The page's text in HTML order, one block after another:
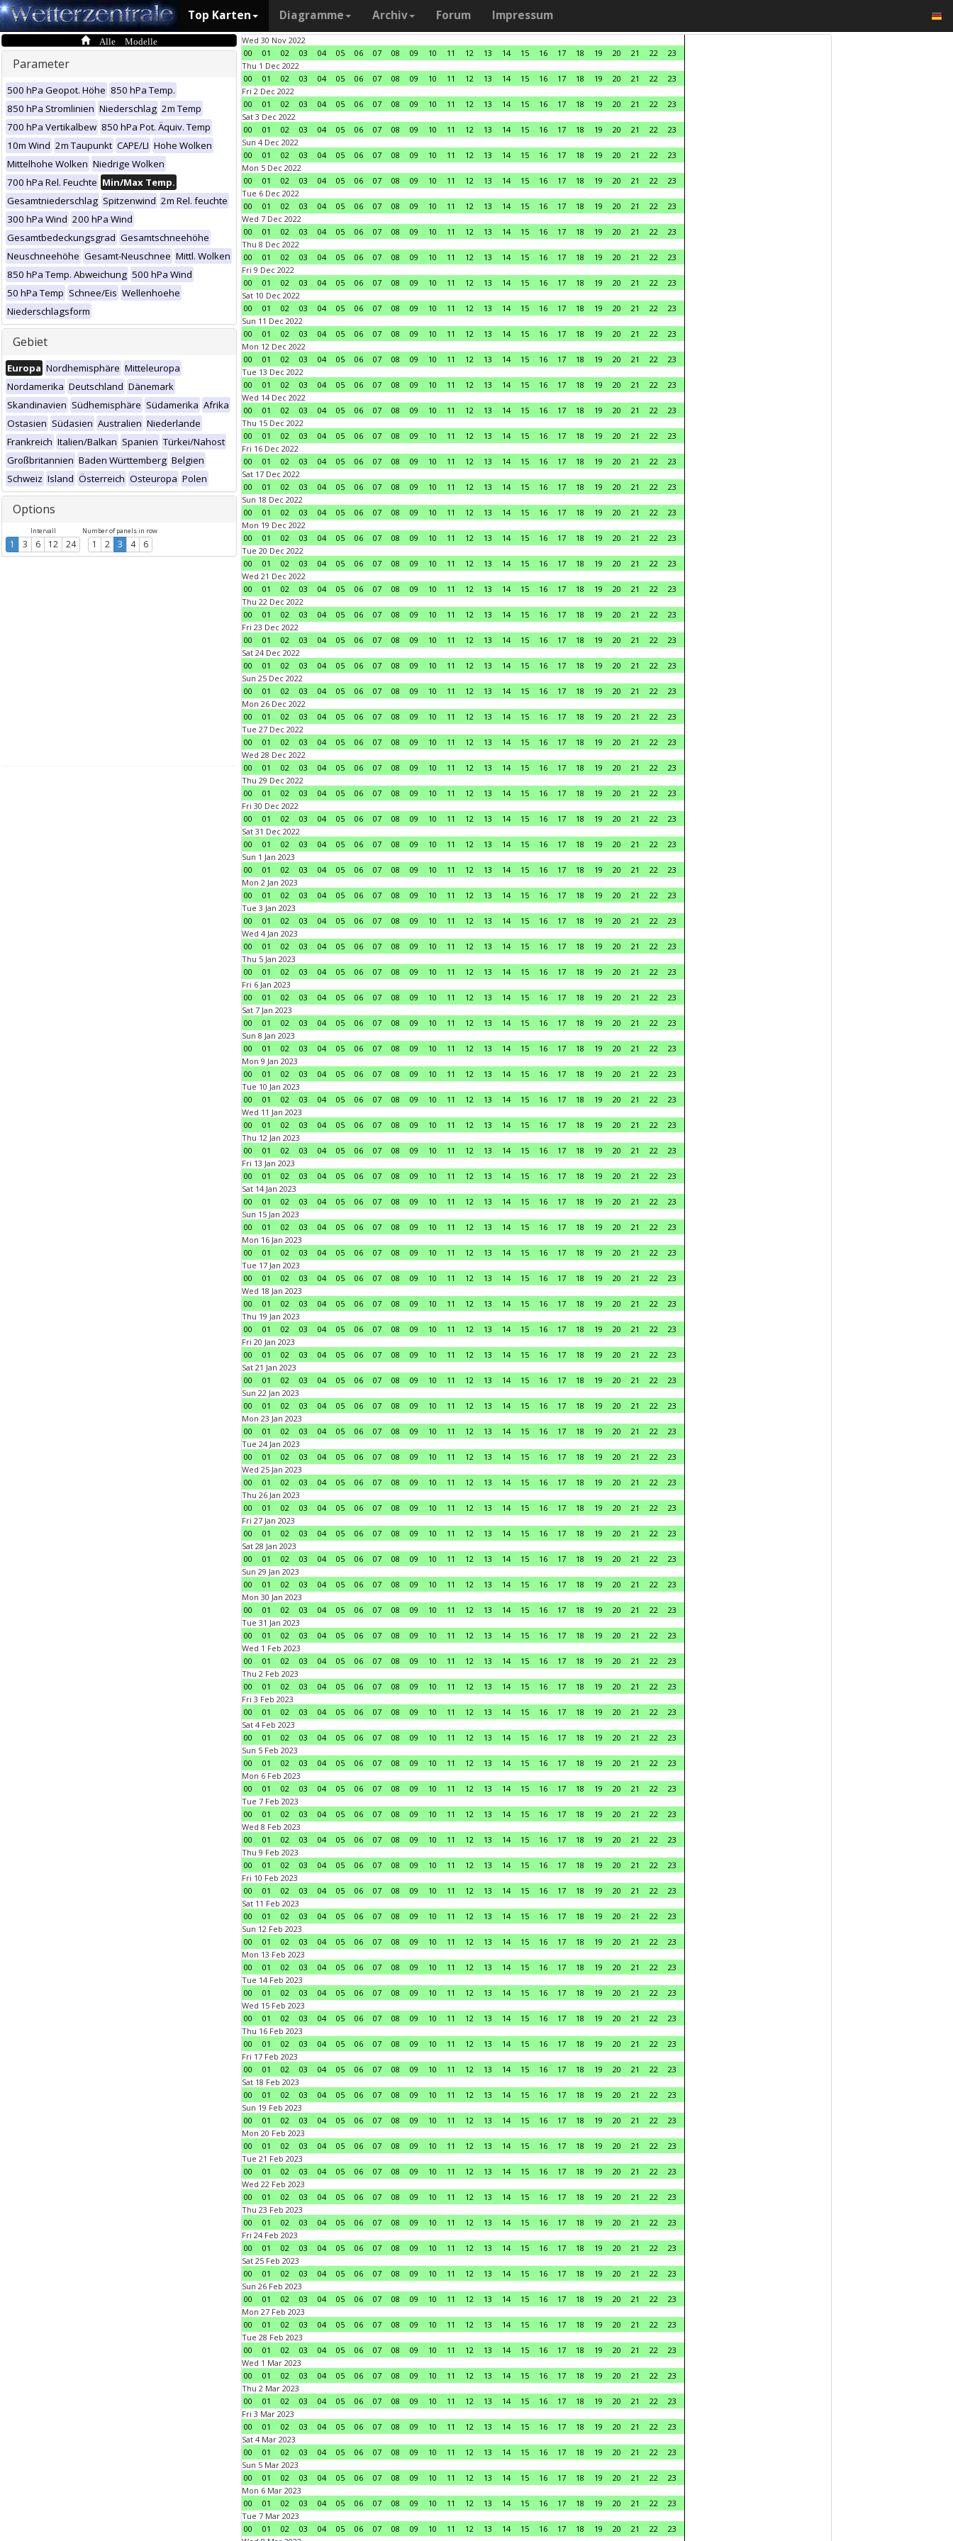
Top Karten Diagramme Archiv Forum Impressum
Alle Modelle
Parameter
500 hPa Geopot. Höhe 850 hPa Temp.
850 hPa Stromlinien Niederschlag 2m Temp
700 hPa Vertikalbew 850 hPa Pot. Äquiv. Temp
10m Wind 2m Taupunkt CAPE/LI Hohe Wolken
Mittelhohe Wolken Niedrige Wolken
700 hPa Rel. Feuchte Min/Max Temp.
Gesamtniederschlag Spitzenwind 2m Rel. feuchte
300 hPa Wind 200 hPa Wind
Gesamtbedeckungsgrad Gesamtschneehöhe
Neuschneehöhe Gesamt-Neuschnee Mittl. Wolken
850 hPa Temp. Abweichung 500 hPa Wind
50 hPa Temp Schnee/Eis Wellenhoehe
Niederschlagsform
Gebiet
Europa Nordhemisphäre Mitteleuropa
Nordamerika Deutschland Dänemark
Skandinavien Südhemisphäre Südamerika Afrika
Ostasien Südasien Australien Niederlande
Frankreich Italien/Balkan Spanien Türkei/Nahost
Großbritannien Baden Württemberg Belgien
Schweiz Island Österreich Osteuropa Polen
Options
Intervall
1 3 6 12 24
Number of panels in row
1 2 3 4 6
Wed 30 Nov 2022
00
01 02 03 04 05 06 07 08 09 10 11 12 13 14 15 16 17 18 19 20 21 22
23
Thu 1 Dec 2022
00
01 02 03 04 05 06 07 08 09 10 11 12 13 14 15 16 17 18 19 20 21 22
23
Fri 2 Dec 2022
00
01 02 03 04 05 06 07 08 09 10 11 12 13 14 15 16 17 18 19 20 21 22
23
Sat 3 Dec 2022
00
01 02 03 04 05 06 07 08 09 10 11 12 13 14 15 16 17 18 19 20 21 22
23
Sun 4 Dec 2022
00
01 02 03 04 05 06 07 08 09 10 11 12 13 14 15 16 17 18 19 20 21 22
23
Mon 5 Dec 2022
00
01 02 03 04 05 06 07 08 09 10 11 12 13 14 15 16 17 18 19 20 21 22
23
Tue 6 Dec 2022
00
01 02 03 04 05 06 07 08 09 10 11 12 13 14 15 16 17 18 19 20 21 22
23
Wed 7 Dec 2022
00
01 02 03 04 05 06 07 08 09 10 11 12 13 14 15 16 17 18 19 20 21 22
23
Thu 8 Dec 2022
00
01 02 03 04 05 06 07 08 09 10 11 12 13 14 15 16 17 18 19 20 21 22
23
Fri 9 Dec 2022
00
01 02 03 04 05 06 07 08 09 10 11 12 13 14 15 16 17 18 19 20 21 22
23
Sat 10 Dec 2022
00
01 02 03 04 05 06 07 08 09 10 11 12 13 14 15 16 17 18 19 20 21 22
23
Sun 11 Dec 2022
00
01 02 03 04 05 06 07 08 09 10 11 12 13 14 15 16 17 18 19 20 21 22
23
Mon 12 Dec 2022
00
01 02 03 04 05 06 07 08 09 10 11 12 13 14 15 16 17 18 19 20 21 22
23
Tue 13 Dec 2022
00
01 02 03 04 05 06 07 08 09 10 11 12 13 14 15 16 17 18 19 20 21 22
23
Wed 14 Dec 2022
00
01 02 03 04 05 06 07 08 09 10 11 12 13 14 15 16 17 18 19 20 21 22
23
Thu 15 Dec 2022
00
01 02 03 04 05 06 07 08 09 10 11 12 13 14 15 16 17 18 19 20 21 22
23
Fri 16 Dec 2022
00
01 02 03 04 05 06 07 08 09 10 11 12 13 14 15 16 17 18 19 20 21 22
23
Sat 17 Dec 2022
00
01 02 03 04 05 06 07 08 09 10 11 12 13 14 15 16 17 18 19 20 21 22
23
Sun 18 Dec 2022
00
01 02 03 04 05 06 07 08 09 10 11 12 13 14 15 16 17 18 19 20 21 22
23
Mon 19 Dec 2022
00
01 02 03 04 05 06 07 08 09 10 11 12 13 14 15 16 17 18 19 20 21 22
23
Tue 20 Dec 2022
00
01 02 03 04 05 06 07 08 09 10 11 12 13 14 15 16 17 18 19 20 21 22
23
Wed 21 Dec 2022
00
01 02 03 04 05 06 07 08 09 10 11 12 13 14 15 16 17 18 19 20 21 22
23
Thu 22 Dec 2022
00
01 02 03 04 05 06 07 08 09 10 11 12 13 14 15 16 17 18 19 20 21 22
23
Fri 23 Dec 2022
00
01 02 03 04 05 06 07 08 09 10 11 12 13 14 15 16 17 18 19 20 21 22
23
Sat 24 Dec 2022
00
01 02 03 04 05 06 07 08 09 10 11 12 13 14 15 16 17 18 19 20 21 22
23
Sun 25 Dec 2022
00
01 02 03 04 05 06 07 08 09 10 11 12 13 14 15 16 17 18 19 20 21 22
23
Mon 26 Dec 2022
00
01 02 03 04 05 06 07 08 09 10 11 12 13 14 15 16 17 18 19 20 21 22
23
Tue 27 Dec 2022
00
01 02 03 04 05 06 07 08 09 10 11 12 13 14 15 16 17 18 19 20 21 22
23
Wed 28 Dec 2022
00
01 02 03 04 05 06 07 08 09 10 11 12 13 14 15 16 17 18 19 20 21 22
23
Thu 29 Dec 2022
00
01 02 03 04 05 06 07 08 09 10 11 12 13 14 15 16 17 18 19 20 21 22
23
Fri 30 Dec 2022
00
01 02 03 04 05 06 07 08 09 10 11 12 13 14 15 16 17 18 19 20 21 22
23
Sat 31 Dec 2022
00
01 02 03 04 05 06 07 08 09 10 11 12 13 14 15 16 17 18 19 20 21 22
23
Sun 1 Jan 2023
00
01 02 03 04 05 06 07 08 09 10 11 12 13 14 15 16 17 18 19 20 21 22
23
Mon 2 Jan 2023
00
01 02 03 04 05 06 07 08 09 10 11 12 13 14 15 16 17 18 19 20 21 22
23
Tue 3 Jan 2023
00
01 02 03 04 05 06 07 08 09 10 11 12 13 14 15 16 17 18 19 20 21 22
23
Wed 4 Jan 2023
00
01 02 03 04 05 06 07 08 09 10 11 12 13 14 15 16 17 18 19 20 21 22
23
Thu 5 Jan 2023
00
01 02 03 04 05 06 07 08 09 10 11 12 13 14 15 16 17 18 19 20 21 22
23
Fri 6 Jan 2023
00
01 02 03 04 05 06 07 08 09 10 11 12 13 14 15 16 17 18 19 20 21 22
23
Sat 7 Jan 2023
00
01 02 03 04 05 06 07 08 09 10 11 12 13 14 15 16 17 18 19 20 21 22
23
Sun 8 Jan 2023
00
01 02 03 04 05 06 07 08 09 10 11 12 13 14 15 16 17 18 19 20 21 22
23
Mon 9 Jan 2023
00
01 02 03 04 05 06 07 08 09 10 11 12 13 14 15 16 17 18 19 20 21 22
23
Tue 10 Jan 2023
00
01 02 03 04 05 06 07 08 09 10 11 12 13 14 15 16 17 18 19 20 21 22
23
Wed 11 Jan 2023
00
01 02 03 04 05 06 07 08 09 10 11 12 13 14 15 16 17 18 19 20 21 22
23
Thu 12 Jan 2023
00
01 02 03 04 05 06 07 08 09 10 11 12 13 14 15 16 17 18 19 20 21 22
23
Fri 13 Jan 2023
00
01 02 03 04 05 06 07 08 09 10 11 12 13 14 15 16 17 18 19 20 21 22
23
Sat 14 Jan 2023
00
01 02 03 04 05 06 07 08 09 10 11 12 13 14 15 16 17 18 19 20 21 22
23
Sun 15 Jan 2023
00
01 02 03 04 05 06 07 08 09 10 11 12 13 14 15 16 17 18 19 20 21 22
23
Mon 16 Jan 2023
00
01 02 03 04 05 06 07 08 09 10 11 12 13 14 15 16 17 18 19 20 21 22
23
Tue 17 Jan 2023
00
01 02 03 04 05 06 07 08 09 10 11 12 13 14 15 16 17 18 19 20 21 22
23
Wed 18 Jan 2023
00
01 02 03 04 05 06 07 08 09 10 11 12 13 14 15 16 17 18 19 20 21 22
23
Thu 19 Jan 2023
00
01 02 03 04 05 06 07 08 09 10 11 12 13 14 15 16 17 18 19 20 21 22
23
Fri 20 Jan 2023
00
01 02 03 04 05 06 07 08 09 10 11 12 13 14 15 16 17 18 19 20 21 22
23
Sat 21 Jan 2023
00
01 02 03 04 05 06 07 08 09 10 11 12 13 14 15 16 17 18 19 20 21 22
23
Sun 22 Jan 2023
00
01 02 03 04 05 06 07 08 09 10 11 12 13 14 15 16 17 18 19 20 21 22
23
Mon 23 Jan 2023
00
01 02 03 04 05 06 07 08 09 10 11 12 13 14 15 16 17 18 19 20 21 22
23
Tue 24 Jan 2023
00
01 02 03 04 05 06 07 08 09 10 11 12 13 14 15 16 17 18 19 20 21 22
23
Wed 25 Jan 2023
00
01 02 03 04 05 06 07 08 09 10 11 12 13 14 15 16 17 18 19 20 21 22
23
Thu 26 Jan 2023
00
01 02 03 04 05 06 07 08 09 10 11 12 13 14 15 16 17 18 19 20 21 22
23
Fri 27 Jan 2023
00
01 02 03 04 05 06 07 08 09 10 11 12 13 14 15 16 17 18 19 20 21 22
23
Sat 28 Jan 2023
00
01 02 03 04 05 06 07 08 09 10 11 12 13 14 15 16 17 18 19 20 21 22
23
Sun 29 Jan 2023
00
01 02 03 04 05 06 07 08 09 10 11 12 13 14 15 16 17 18 19 20 21 22
23
Mon 30 Jan 2023
00
01 02 03 04 05 06 07 08 09 10 11 12 13 14 15 16 17 18 19 20 21 22
23
Tue 31 Jan 2023
00
01 02 03 04 05 06 07 08 09 10 11 12 13 14 15 16 17 18 19 20 21 22
23
Wed 1 Feb 2023
00
01 02 03 04 05 06 07 08 09 10 11 12 13 14 15 16 17 18 19 20 21 22
23
Thu 2 Feb 2023
00
01 02 03 04 05 06 07 08 09 10 11 12 13 14 15 16 17 18 19 20 21 22
23
Fri 3 Feb 2023
00
01 02 03 04 05 06 07 08 09 10 11 12 13 14 15 16 17 18 19 20 21 22
23
Sat 4 Feb 2023
00
01 02 03 04 05 06 07 08 09 10 11 12 13 14 15 16 17 18 19 20 21 22
23
Sun 5 Feb 2023
00
01 02 03 04 05 06 07 08 09 10 11 12 13 14 15 16 17 18 19 20 21 22
23
Mon 6 Feb 2023
00
01 02 03 04 05 06 07 08 09 10 11 12 13 14 15 16 17 18 19 20 21 22
23
Tue 7 Feb 2023
00
01 02 03 04 05 06 07 08 09 10 11 12 13 14 15 16 17 18 19 20 21 22
23
Wed 8 Feb 2023
00
01 02 03 04 05 06 07 08 09 10 11 12 13 14 15 16 17 18 19 20 21 22
23
Thu 9 Feb 2023
00
01 02 03 04 05 06 07 08 09 10 11 12 13 14 15 16 17 18 19 20 21 22
23
Fri 10 Feb 2023
00
01 02 03 04 05 06 07 08 09 10 11 12 13 14 15 16 17 18 19 20 21 22
23
Sat 11 Feb 2023
00
01 02 03 04 05 06 07 08 09 10 11 12 13 14 15 16 17 18 19 20 21 22
23
Sun 12 Feb 2023
00
01 02 03 04 05 06 07 08 09 10 11 12 13 14 15 16 17 18 19 20 21 22
23
Mon 13 Feb 2023
00
01 02 03 04 05 06 07 08 09 10 11 12 13 14 15 16 17 18 19 20 21 22
23
Tue 14 Feb 2023
00
01 02 03 04 05 06 07 08 09 10 11 12 13 14 15 16 17 18 19 20 21 22
23
Wed 15 Feb 2023
00
01 02 03 04 05 06 07 08 09 10 11 12 13 14 15 16 17 18 19 20 21 22
23
Thu 16 Feb 2023
00
01 02 03 04 05 06 07 08 09 10 11 12 13 14 15 16 17 18 19 20 21 22
23
Fri 17 Feb 2023
00
01 02 03 04 05 06 07 08 09 10 11 12 13 14 15 16 17 18 19 20 21 22
23
Sat 18 Feb 2023
00
01 02 03 04 05 06 07 08 09 10 11 12 13 14 15 16 17 18 19 20 21 22
23
Sun 19 Feb 2023
00
01 02 03 04 05 06 07 08 09 10 11 12 13 14 15 16 17 18 19 20 21 22
23
Mon 20 Feb 2023
00
01 02 03 04 05 06 07 08 09 10 11 12 13 14 15 16 17 18 19 20 21 22
23
Tue 21 Feb 2023
00
01 02 03 04 05 06 07 08 09 10 11 12 13 14 15 16 17 18 19 20 21 22
23
Wed 22 Feb 2023
00
01 02 03 04 05 06 07 08 09 10 11 12 13 14 15 16 17 18 19 20 21 22
23
Thu 23 Feb 2023
00
01 02 03 04 05 06 07 08 09 10 11 12 13 14 15 16 17 18 19 20 21 22
23
Fri 24 Feb 2023
00
01 02 03 04 05 06 07 08 09 10 11 12 13 14 15 16 17 18 19 20 21 22
23
Sat 25 Feb 2023
00
01 02 03 04 05 06 07 08 09 10 11 12 13 14 15 16 17 18 19 20 21 22
23
Sun 26 Feb 2023
00
01 02 03 04 05 06 07 08 09 10 11 12 13 14 15 16 17 18 19 20 21 22
23
Mon 27 Feb 2023
00
01 02 03 04 05 06 07 08 09 10 11 12 13 14 15 16 17 18 19 20 21 22
23
Tue 28 Feb 2023
00
01 02 03 04 05 06 07 08 09 10 11 12 13 14 15 16 17 18 19 20 21 22
23
Wed 1 Mar 2023
00
01 02 03 04 05 06 07 08 09 10 11 12 13 14 15 16 17 18 19 20 21 22
23
Thu 2 Mar 2023
00
01 02 03 04 05 06 07 08 09 10 11 12 13 14 15 16 17 18 19 20 21 22
23
Fri 3 Mar 2023
00
01 02 03 04 05 06 07 08 09 10 11 12 13 14 15 16 17 18 19 20 21 22
23
Sat 4 Mar 2023
00
01 02 03 04 05 06 07 08 09 10 11 12 13 14 15 16 17 18 19 20 21 22
23
Sun 5 Mar 2023
00
01 02 03 04 05 06 07 08 09 10 11 12 13 14 15 16 17 18 19 20 21 22
23
Mon 6 Mar 2023
00
01 02 03 04 05 06 07 08 09 10 11 12 13 14 15 16 17 18 19 20 21 22
23
Tue 7 Mar 2023
00
01 02 03 04 05 06 07 08 09 10 11 12 13 14 15 16 17 18 19 20 21 22
23